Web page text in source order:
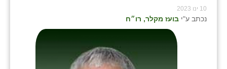
10 ינו 2023
נכתב ע"י בועז מקלר, רו״ח